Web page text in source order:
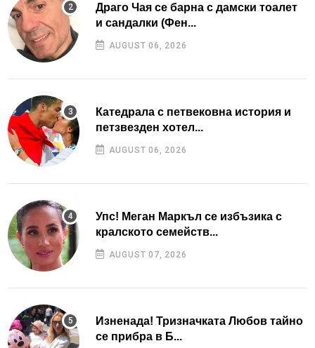
Драго Чая се барна с дамски тоалет
и сандалки (Фен...
AUGUST 06, 2026
Катедрала с петвековна история и
петзвезден хотел...
AUGUST 06, 2026
Упс! Меган Маркъл се избъзика с
кралското семейств...
AUGUST 07, 2026
Изненада! Тризначката Любов тайно
се прибра в Б...